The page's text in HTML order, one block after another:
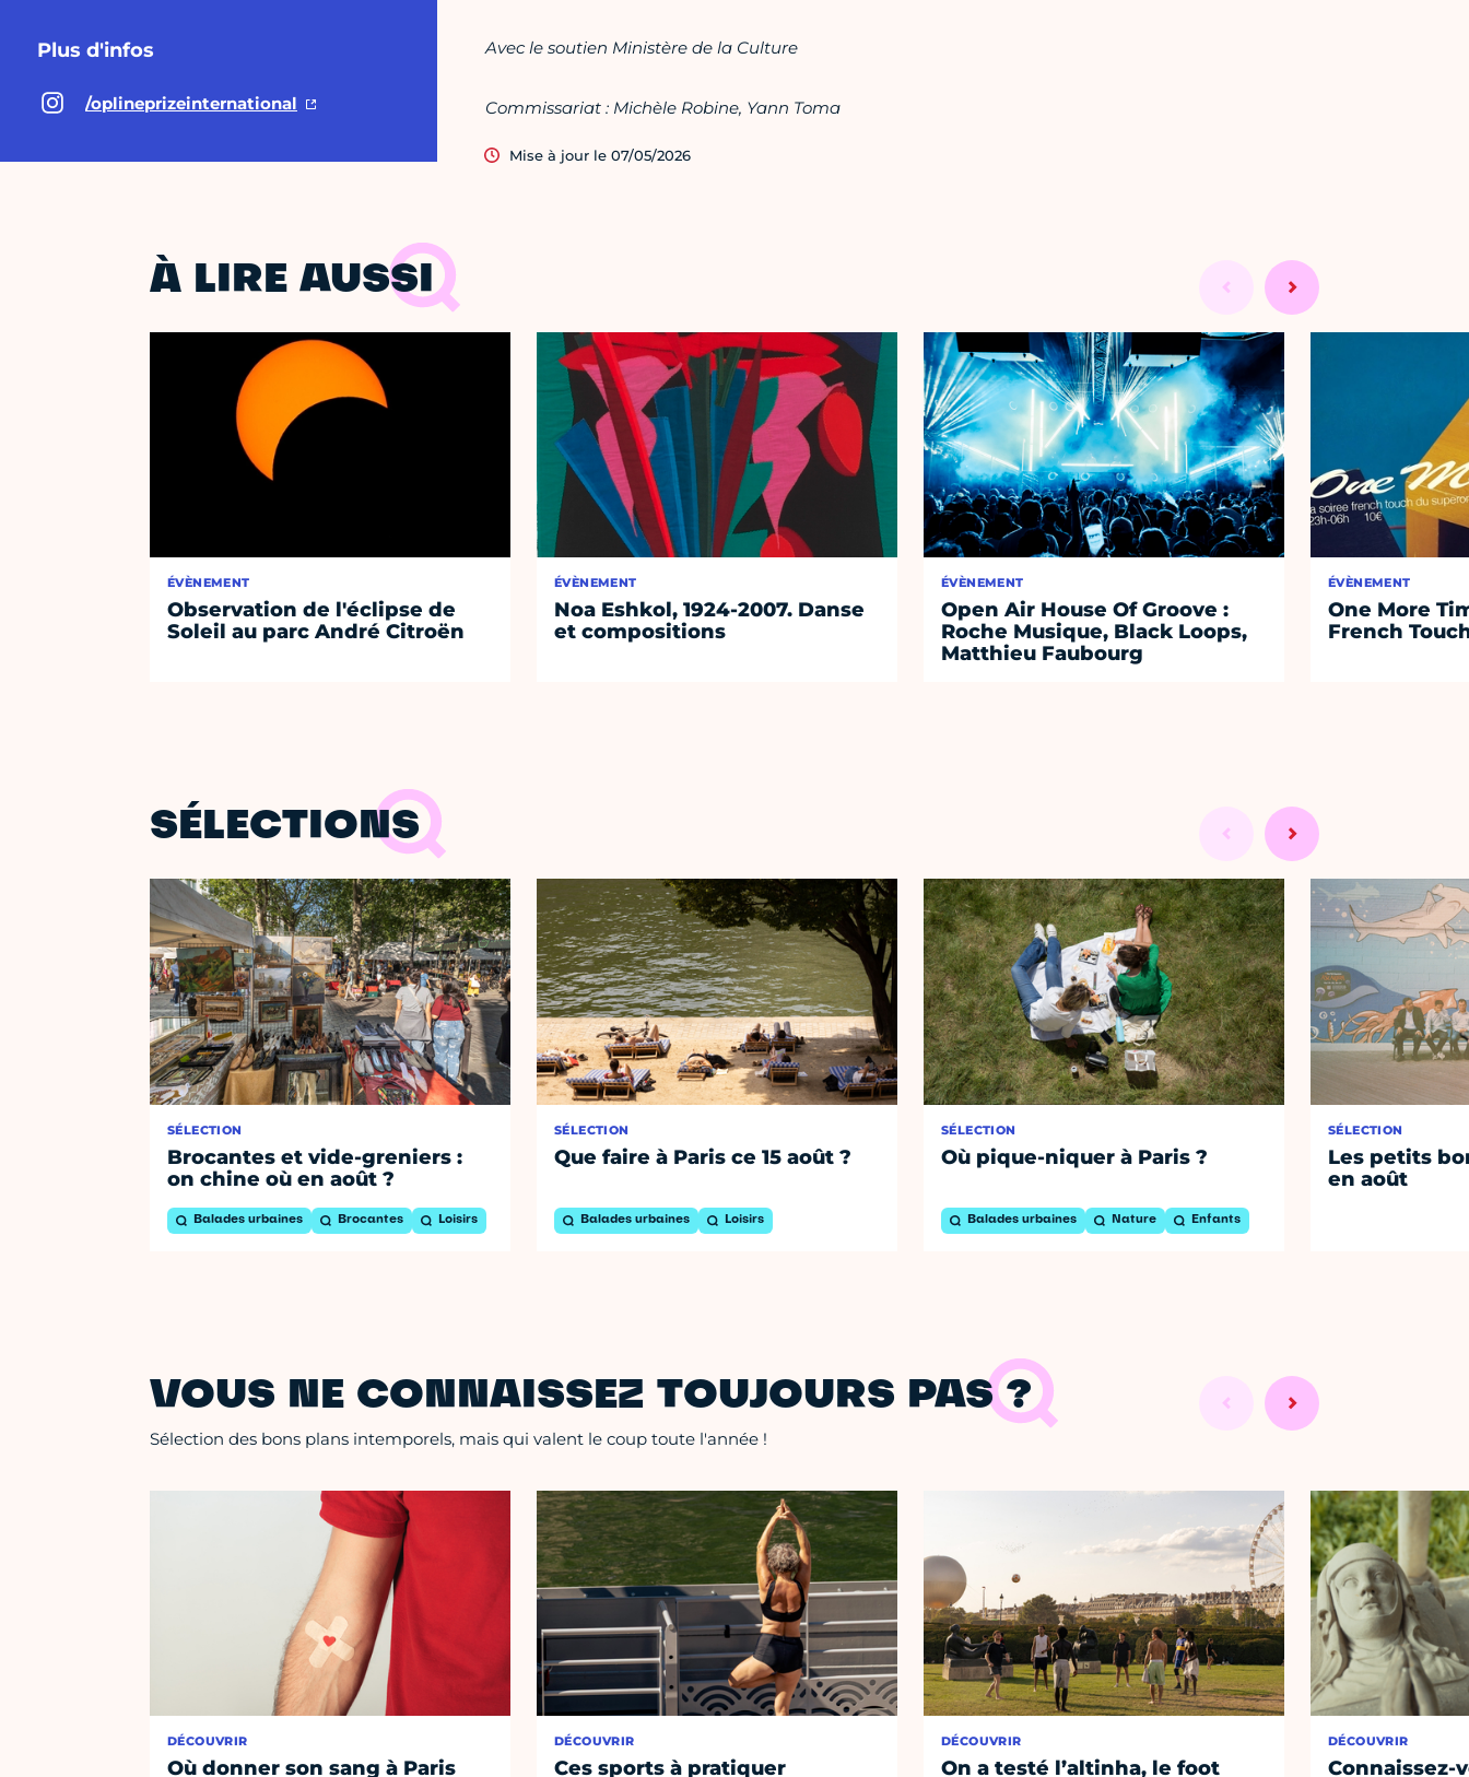
Plus d'infos
/oplineprizeinternational
Avec le soutien Ministère de la Culture
Commissariat : Michèle Robine, Yann Toma
Mise à jour le 07/05/2026
À LIRE AUSSI
ÉVÈNEMENT
Observation de l'éclipse de
Soleil au parc André Citroën
ÉVÈNEMENT
Noa Eshkol, 1924-2007. Danse
et compositions
ÉVÈNEMENT
Open Air House Of Groove :
Roche Musique, Black Loops,
Matthieu Faubourg
ÉVÈNEMENT
One More
French
SÉLECTIONS
SÉLECTION
Brocantes et vide-greniers :
on chine où en août ?
Balades urbaines Brocantes Loisirs
SÉLECTION
Que faire à Paris ce 15 août ?
Balades urbaines Loisirs
SÉLECTION
Où pique-niquer à Paris ?
Balades urbaines Nature Enfants
SÉLECTION
Les petits
en août
VOUS NE CONNAISSEZ TOUJOURS PAS ?
Sélection des bons plans intemporels, mais qui valent le coup toute l'année !
DÉCOUVRIR
Où donner son sang à Paris
DÉCOUVRIR
Ces sports à pratiquer
DÉCOUVRIR
On a testé l’altinha, le foot
DÉCOUVRIR
Connaissez-